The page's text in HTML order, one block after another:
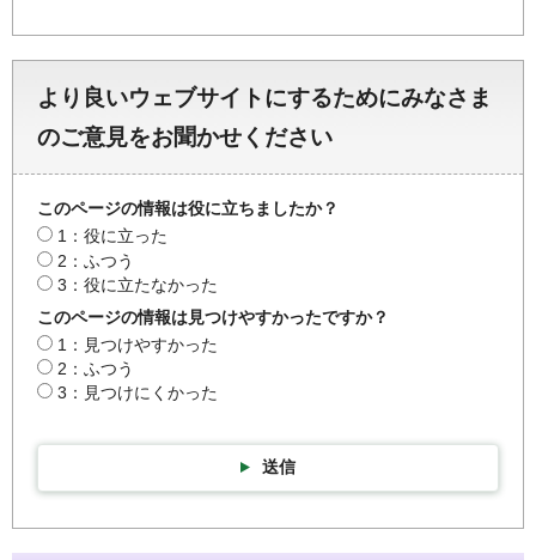
より良いウェブサイトにするためにみなさま
のご意見をお聞かせください
このページの情報は役に立ちましたか？
1：役に立った
2：ふつう
3：役に立たなかった
このページの情報は見つけやすかったですか？
1：見つけやすかった
2：ふつう
3：見つけにくかった
送信